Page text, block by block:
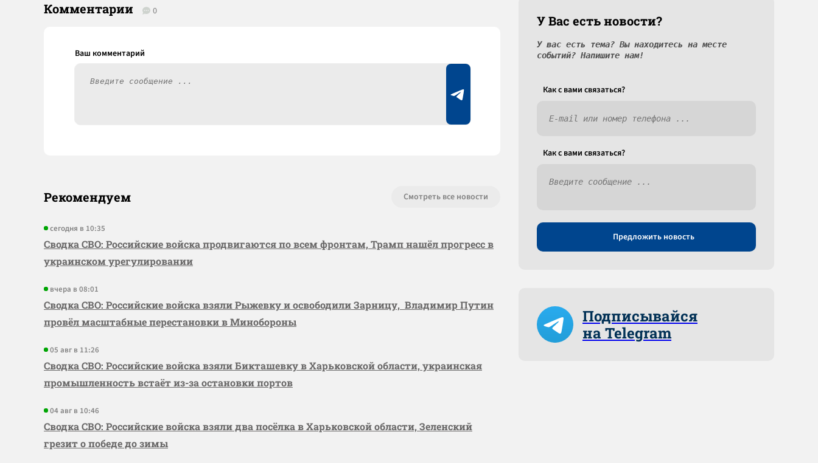
Комментарии 0
Рекомендуем Смотреть все новости
сегодня в 10:35
Сводка СВО: Российские войска продвигаются по всем фронтам, Трамп нашёл прогресс в
украинском урегулировании
вчера в 08:01
Сводка СВО: Российские войска взяли Рыжевку и освободили Зарницу, Владимир Путин
провёл масштабные перестановки в Минобороны
05 авг в 11:26
Сводка СВО: Российские войска взяли Бикташевку в Харьковской области, украинская
промышленность встаёт из-за остановки портов
04 авг в 10:46
Сводка СВО: Российские войска взяли два посёлка в Харьковской области, Зеленский
грезит о победе до зимы
У Вас есть новости?
У вас есть тема? Вы находитесь на месте
событий? Напишите нам!
Как c вами связаться?
Как c вами связаться?
Предложить новость
Подписывайся
на Telegram